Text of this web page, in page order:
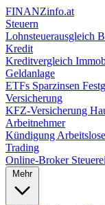
FINANZinfo.at
Steuern
Lohnsteuerausgleich
Kredit
Kreditvergleich
Geldanlage
ETFs Sparzinsen
Versicherung
KFZ-Versicherung
Arbeitnehmer
Kündigung
Trading
Online-Broker
Mehr